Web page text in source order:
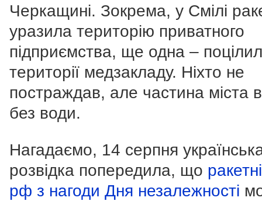
Черкащині. Зокрема, у Смілі
уразила територію приватного
підприємства, ще одна –
території медзакладу. Ніхто не
постраждав, але частина міста
без води.
Нагадаємо, 14 серпня
розвідка попередила, що
рф з нагоди Дня незалежності